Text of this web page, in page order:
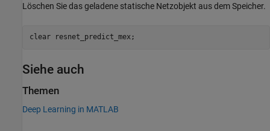
Löschen Sie das geladene statische Netzobjekt aus dem Speicher.
clear resnet_predict_mex;
Siehe auch
Themen
Deep Learning in MATLAB